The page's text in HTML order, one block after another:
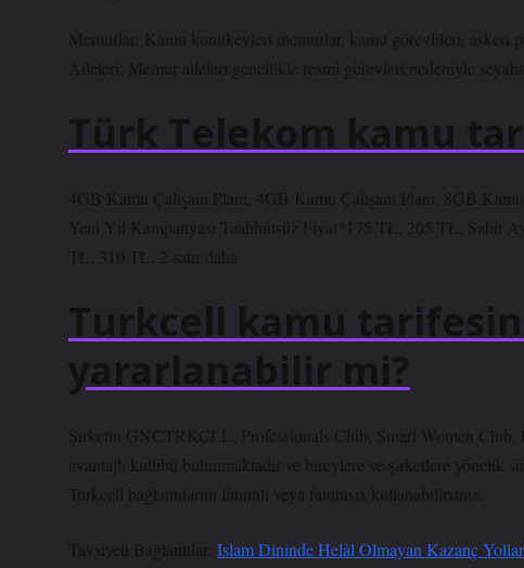
Memurlar: Kamu konukevleri memurlar, kamu görevlileri, askeri
Aileleri: Memur aileleri genellikle resmi görevleri nedeniyle
Türk Telekom kamu
4GB Kamu Çalışanı Planı, 4GB Kamu Çalışanı Planı, 8GB
Yeni Yıl Kampanyası Taahhütsüz Fiyat*175 TL, 205 TL, Sabit
TL, 310 TL, 2 satır daha
Turkcell kamu
yararlanabilir mi?
Şirketin GNCTRKCLL, Professionals Club, Smart Women Club,
avantajlı kulübü bulunmaktadır ve bireylere ve şirketlere yönelik
Turkcell bağlantılarını faturalı veya faturasız kullanabilirsiniz.
Tavsiyeli Bağlantılar: Islam Dininde Helâl Olmayan Kazanç